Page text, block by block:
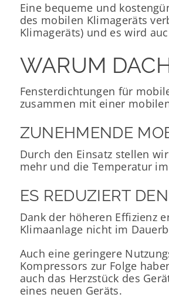
Eine bequeme und
des mobilen Klimageräts
Klimageräts) und es wird
WARUM
Fensterdichtungen für
zusammen mit einer
ZUNEHMENDE
Durch den Einsatz stellen
mehr und die Temperatur
ES REDUZIERT
Dank der höheren Effizienz
Klimaanlage nicht im
Auch eine geringere
Kompressors zur Folge
auch das Herzstück des
eines neuen Geräts.